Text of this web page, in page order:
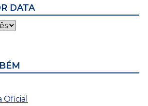
DATA
Oficial